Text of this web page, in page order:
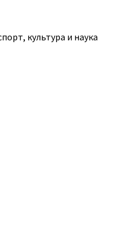
культура и наука